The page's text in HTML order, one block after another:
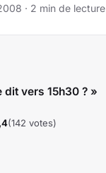
· 2 min de lecture
dit vers 15h30 ? »
(142 votes)